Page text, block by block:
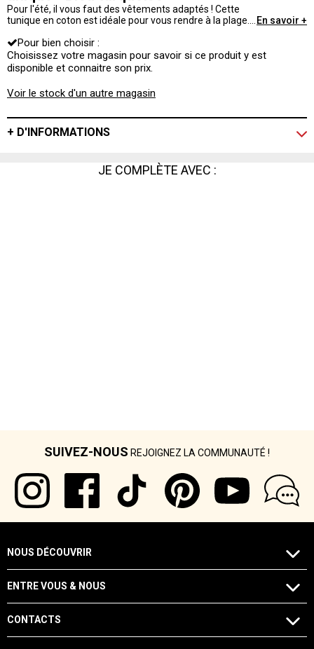
Pour l'été, il vous faut des vêtements adaptés ! Cette
tunique en coton est idéale pour vous rendre à la plage.
En savoir +
Pour bien choisir :
Choisissez votre magasin pour savoir si ce produit y est
disponible et connaitre son prix.
Voir le stock d'un autre magasin
+ D'INFORMATIONS
JE COMPLÈTE AVEC :
SUIVEZ-NOUS REJOIGNEZ LA COMMUNAUTÉ !
NOUS DÉCOUVRIR
ENTRE VOUS & NOUS
CONTACTS